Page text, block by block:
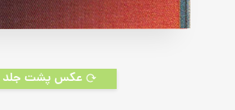
عکس پشت جلد